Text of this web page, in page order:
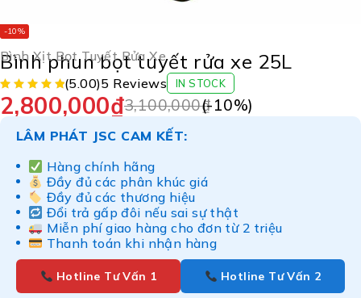
-10%
Bình Xịt Bọt Tuyết Rửa Xe
Bình phun bọt tuyết rửa xe 25L
(5.00)5 Reviews IN STOCK
3,100,000₫
2,800,000₫ (-10%)
LÂM PHÁT JSC CAM KẾT:
Hàng chính hãng
Đầy đủ các phân khúc giá
Đầy đủ các thương hiệu
Đổi trả gấp đôi nếu sai sự thật
Miễn phí giao hàng cho đơn từ 2 triệu
Thanh toán khi nhận hàng
Hotline Tư Vấn 1 Hotline Tư Vấn 2